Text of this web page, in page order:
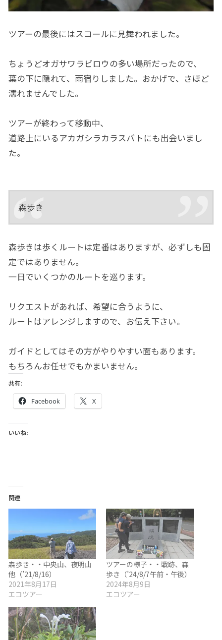
ツアーの最後にはスコールに見舞われました。
ちょうどオガサワラビロウの多い場所だったので、
葉の下に隠れて、雨宿りしました。おかげで、さほど
濡れませんでした。
ツアーが終わって移動中、
道路上にいるアカガシラカラスバトにも出会いまし
た。
森歩き
森歩きは歩くルートは定番はありますが、必ずしも固
定ではありません。
一日でいくつかのルートを巡ります。
リクエストがあれば、希望に合うように、
ルートはアレンジしますので、お伝え下さい。
ガイドとしてはその方がやりやすい面もあります。
もちろんお任せでもかまいません。
共有:
Facebook X
いいね:
関連
森歩き・・中央山、夜明山
他（’21/8/16）
2021年8月17日
エコツアー
ツアーの様子・・戦跡、森
歩き（’24/8/7午前・午後）
2024年8月9日
エコツアー